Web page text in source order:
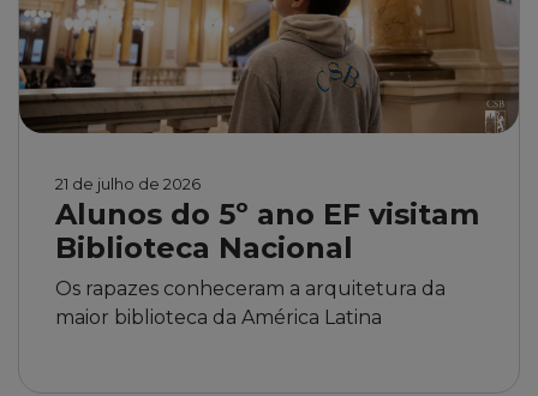
21 de julho de 2026
Alunos do 5º ano EF visitam
Biblioteca Nacional
Os rapazes conheceram a arquitetura da
maior biblioteca da América Latina